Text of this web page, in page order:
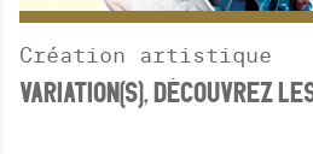
Création artistique
VARIATION(S), DÉCOUVREZ